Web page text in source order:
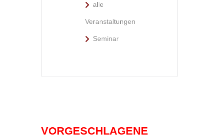
alle
Veranstaltungen
Seminar
VORGESCHLAGENE